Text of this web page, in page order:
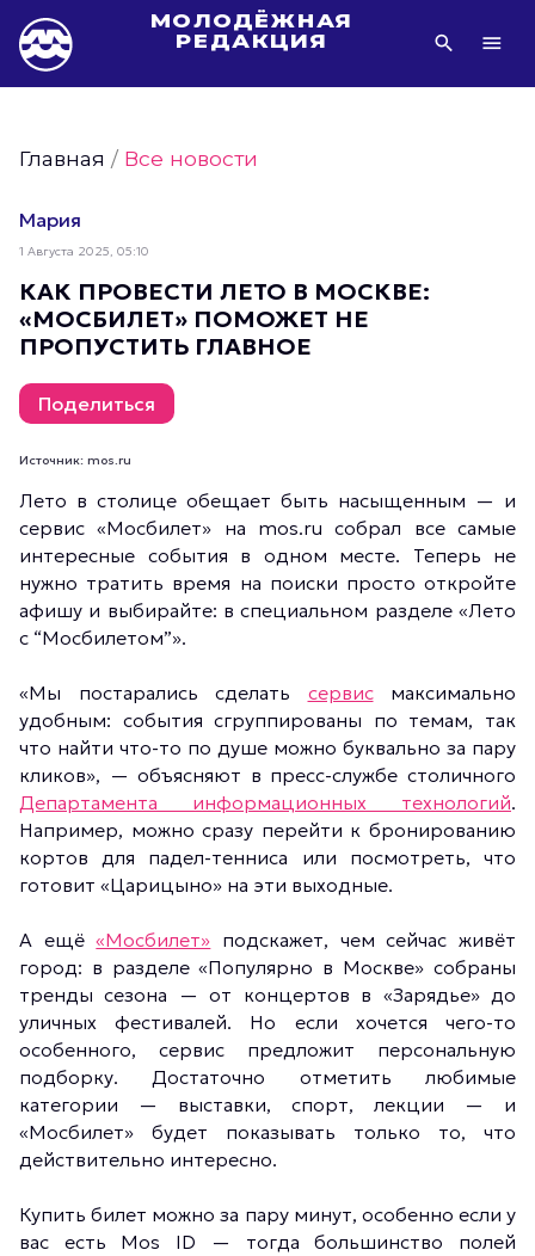
МОЛОДЁЖНАЯ
РЕДАКЦИЯ
Фотогалереи Молодёжи Москвы
Статьи Молодёжи Москвы
Молодёжь Москвы культурная
Молодёжь Москвы спортивная
Молодёжь Москвы в движении
Молодёжь Москвы здоровая
Молодёжь Москвы профессиональная
Молодёжь Москвы туристическая
Все новости
Главная /Все новости
Мария
1 Августа 2025, 05:10
КАК ПРОВЕСТИ ЛЕТО В МОСКВЕ:
«МОСБИЛЕТ» ПОМОЖЕТ НЕ
ПРОПУСТИТЬ ГЛАВНОЕ
Поделиться
Источник: mos.ru
Лето в столице обещает быть насыщенным — и
сервис «Мосбилет» на mos.ru собрал все самые
интересные события в одном месте. Теперь не
нужно тратить время на поиски просто откройте
афишу и выбирайте: в специальном разделе «Лето
с “Мосбилетом”».
«Мы постарались сделать сервисмаксимально
удобным: события сгруппированы по темам, так
что найти что-то по душе можно буквально за пару
кликов», — объясняют в пресс-службе столичного
Департамента информационных технологий.
Например, можно сразу перейти к бронированию
кортов для падел-тенниса или посмотреть, что
готовит «Царицыно» на эти выходные.
А ещё«Мосбилет» подскажет, чем сейчас живёт
город: в разделе «Популярно в Москве» собраны
тренды сезона — от концертов в «Зарядье» до
уличных фестивалей. Но если хочется чего-то
особенного, сервис предложит персональную
подборку. Достаточно отметить любимые
категории — выставки, спорт, лекции — и
«Мосбилет» будет показывать только то, что
действительно интересно.
Купить билет можно за пару минут, особенно если у
вас есть Mos ID — тогда большинство полей